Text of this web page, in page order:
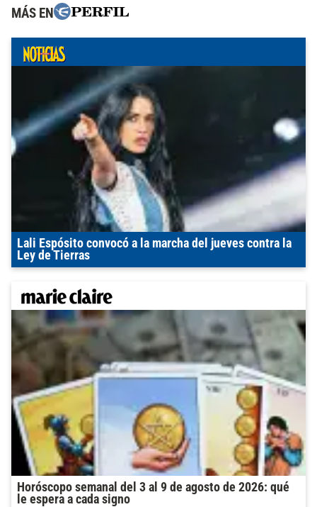
MÁS EN
Lali Espósito convocó a la marcha del jueves contra la
Ley de Tierras
Horóscopo semanal del 3 al 9 de agosto de 2026: qué
le espera a cada signo